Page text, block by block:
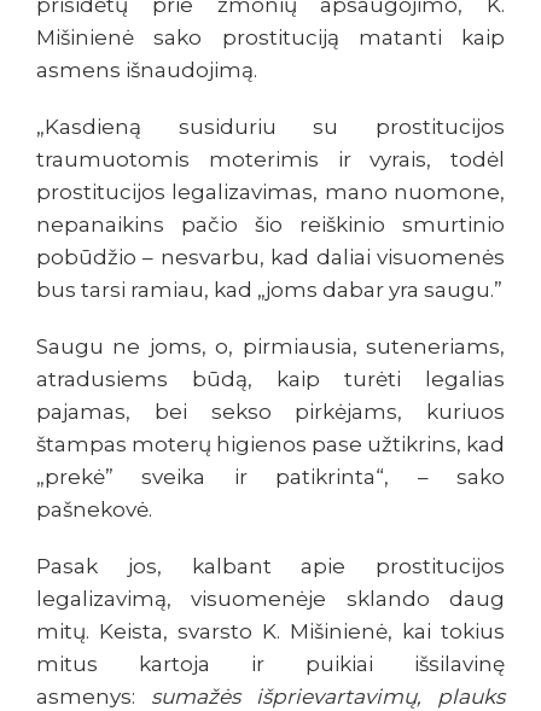
prisidėtų prie žmonių apsaugojimo, K.
Mišinienė sako prostituciją matanti kaip
asmens išnaudojimą.
„Kasdieną susiduriu su prostitucijos
traumuotomis moterimis ir vyrais, todėl
prostitucijos legalizavimas, mano nuomone,
nepanaikins pačio šio reiškinio smurtinio
pobūdžio – nesvarbu, kad daliai visuomenės
bus tarsi ramiau, kad „joms dabar yra saugu.”
Saugu ne joms, o, pirmiausia, suteneriams,
atradusiems būdą, kaip turėti legalias
pajamas, bei sekso pirkėjams, kuriuos
štampas moterų higienos pase užtikrins, kad
„prekė” sveika ir patikrinta“, – sako
pašnekovė.
Pasak jos, kalbant apie prostitucijos
legalizavimą, visuomenėje sklando daug
mitų. Keista, svarsto K. Mišinienė, kai tokius
mitus kartoja ir puikiai išsilavinę
asmenys: sumažės išprievartavimų, plauks